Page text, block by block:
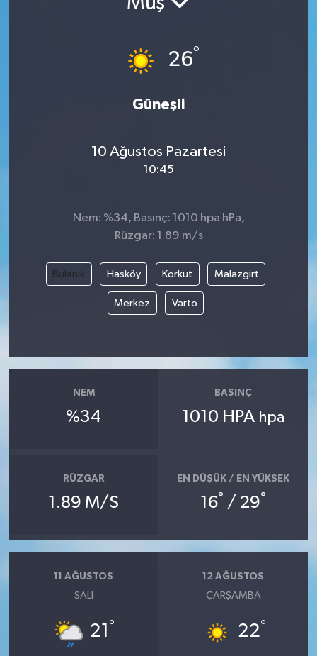
26°
Güneşli
10 Ağustos Pazartesi
10:45
Nem: %34, Basınç: 1010 hpa hPa,
Rüzgar: 1.89 m/s
Bulanık Hasköy Korkut Malazgirt
Merkez Varto
NEM
%34
BASINÇ
1010 HPA hpa
RÜZGAR
1.89 M/S
EN DÜŞÜK / EN YÜKSEK
16° / 29°
11 AĞUSTOS
SALI
21 °
12 AĞUSTOS
ÇARŞAMBA
22°